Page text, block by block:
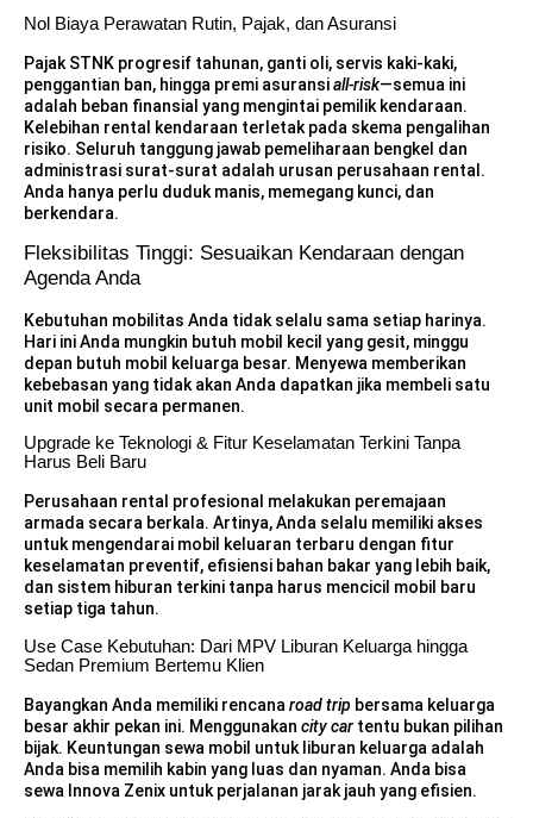
Nol Biaya Perawatan Rutin, Pajak, dan Asuransi
Pajak STNK progresif tahunan, ganti oli, servis kaki-kaki,
penggantian ban, hingga premi asuransiall-risk—semua ini
adalah beban finansial yang mengintai pemilik kendaraan.
Kelebihan rental kendaraan terletak pada skema pengalihan
risiko. Seluruh tanggung jawab pemeliharaan bengkel dan
administrasi surat-surat adalah urusan perusahaan rental.
Anda hanya perlu duduk manis, memegang kunci, dan
berkendara.
Fleksibilitas Tinggi: Sesuaikan Kendaraan dengan
Agenda Anda
Kebutuhan mobilitas Anda tidak selalu sama setiap harinya.
Hari ini Anda mungkin butuh mobil kecil yang gesit, minggu
depan butuh mobil keluarga besar. Menyewa memberikan
kebebasan yang tidak akan Anda dapatkan jika membeli satu
unit mobil secara permanen.
Upgrade ke Teknologi & Fitur Keselamatan Terkini Tanpa
Harus Beli Baru
Perusahaan rental profesional melakukan peremajaan
armada secara berkala. Artinya, Anda selalu memiliki akses
untuk mengendarai mobil keluaran terbaru dengan fitur
keselamatan preventif, efisiensi bahan bakar yang lebih baik,
dan sistem hiburan terkini tanpa harus mencicil mobil baru
setiap tiga tahun.
Use Case Kebutuhan: Dari MPV Liburan Keluarga hingga
Sedan Premium Bertemu Klien
Bayangkan Anda memiliki rencana road trip bersama keluarga
besar akhir pekan ini. Menggunakan city car tentu bukan pilihan
bijak. Keuntungan sewa mobil untuk liburan keluarga adalah
Anda bisa memilih kabin yang luas dan nyaman. Anda bisa
sewa Innova Zenix untuk perjalanan jarak jauh yang efisien.